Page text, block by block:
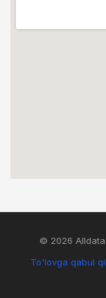
© 2026
To'lovga qabul